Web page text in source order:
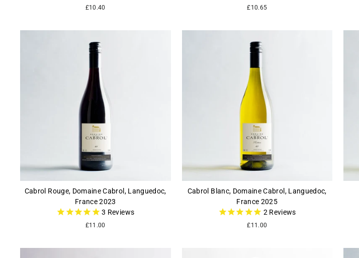
£10.40 £10.65
Cabrol Rouge, Domaine Cabrol, Languedoc,
France 2023
3 Reviews
£11.00
Cabrol Blanc, Domaine Cabrol, Languedoc,
France 2025
2Reviews
£11.00